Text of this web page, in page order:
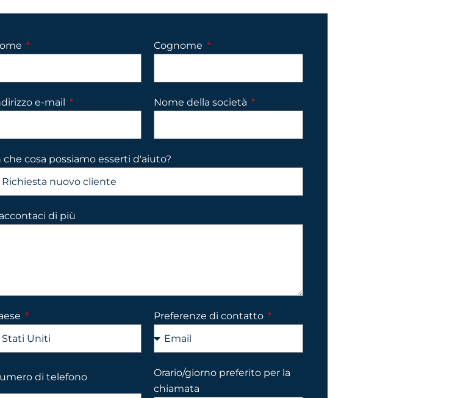
Cognome
e-mail Nome della società
che cosa possiamo esserti d'aiuto?
di più
Preferenze di contatto
di telefono
Orario/giorno preferito per la
chiamata